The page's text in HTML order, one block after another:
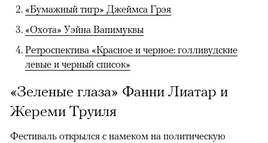
«Бумажный тигр» Джеймса Грэя
«Охота» Уэйна Вапимуквы
Ретроспектива «Красное и черное: голливудские
левые и черный список»
«Зеленые глаза» Фанни Лиатар и
Жереми Труиля
Фестиваль открылся с намеком на политическую